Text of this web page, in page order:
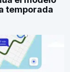
temporada